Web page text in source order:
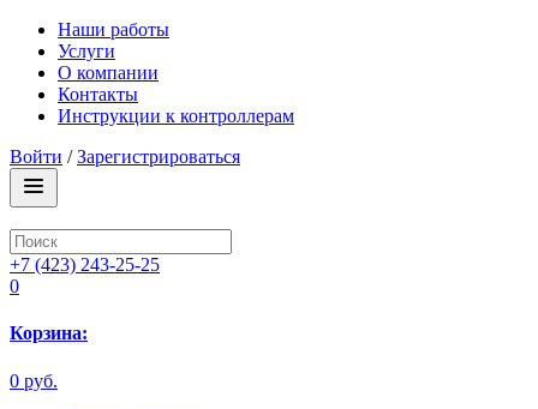
Наши работы
Услуги
О компании
Контакты
Инструкции к контроллерам
Войти /Зарегистрироваться
+7 (423) 243-25-25
0
Корзина:
0 руб.